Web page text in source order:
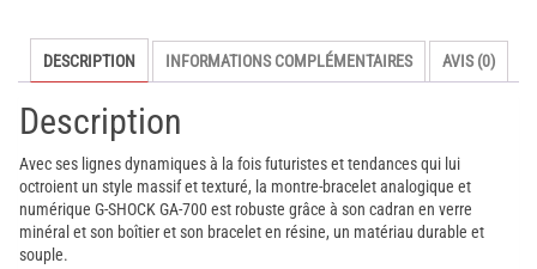
700
DESCRIPTION INFORMATIONS COMPLÉMENTAIRES AVIS (0)
Description
Avec ses lignes dynamiques à la fois futuristes et tendances qui lui
octroient un style massif et texturé, la montre-bracelet analogique et
numérique G-SHOCK GA-700 est robuste grâce à son cadran en verre
minéral et son boîtier et son bracelet en résine, un matériau durable et
souple.